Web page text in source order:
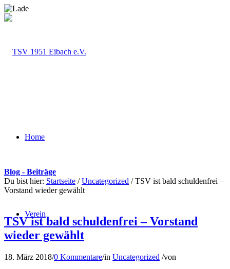
Home
Verein
Blog - Beiträge
Du bist hier: Startseite / Uncategorized / TSV ist bald schuldenfrei –
Vorstand wieder gewählt
TSV ist bald schuldenfrei – Vorstand
wieder gewählt
18. März 2018/0 Kommentare/in Uncategorized /von